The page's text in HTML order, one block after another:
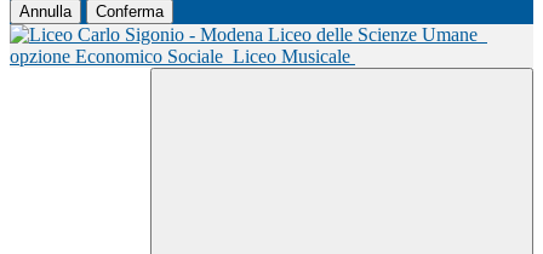
Annulla Conferma
Liceo delle Scienze Umane
opzione Economico Sociale Liceo Musicale